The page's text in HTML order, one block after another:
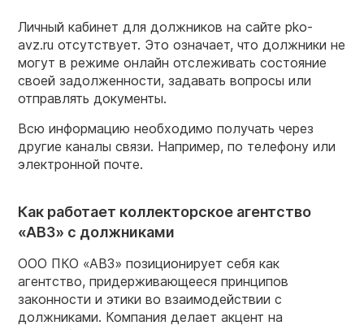
Личный кабинет для должников на сайте pko-
avz.ru отсутствует. Это означает, что должники не
могут в режиме онлайн отслеживать состояние
своей задолженности, задавать вопросы или
отправлять документы.
Всю информацию необходимо получать через
другие каналы связи. Например, по телефону или
электронной почте.
Как работает коллекторское агентство
«АВЗ» с должниками
ООО ПКО «АВЗ» позиционирует себя как
агентство, придерживающееся принципов
законности и этики во взаимодействии с
должниками. Компания делает акцент на